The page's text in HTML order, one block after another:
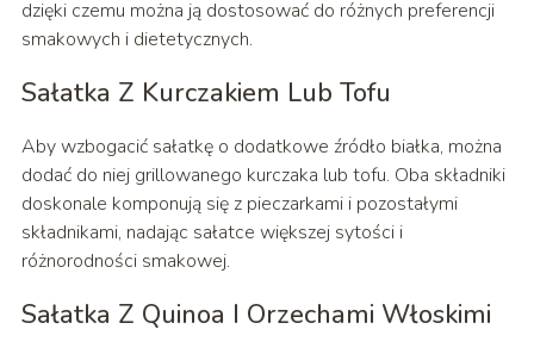
dzięki czemu można ją dostosować do różnych preferencji
smakowych i dietetycznych.
Sałatka Z Kurczakiem Lub Tofu
Aby wzbogacić sałatkę o dodatkowe źródło białka, można
dodać do niej grillowanego kurczaka lub tofu. Oba składniki
doskonale komponują się z pieczarkami i pozostałymi
składnikami, nadając sałatce większej sytości i
różnorodności smakowej.
Sałatka Z Quinoa I Orzechami Włoskimi